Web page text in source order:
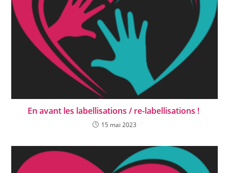
En avant les labellisations / re-labellisations !
15 mai 2023